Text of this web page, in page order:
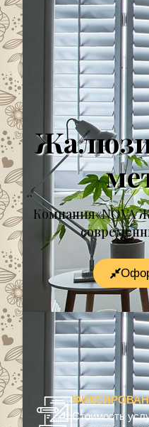
Компания«NOVA
Стоимость